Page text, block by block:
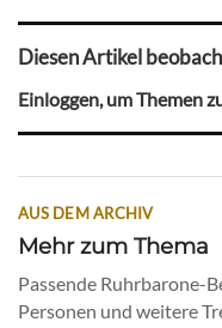
Diesen Artikel
Einloggen, um Themen
AUS DEM ARCHIV
Mehr zum Thema
Passende Ruhrbarone-
Personen und weitere